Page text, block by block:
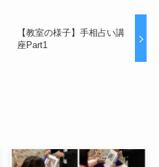
【教室の様子】手相占い講
座Part1